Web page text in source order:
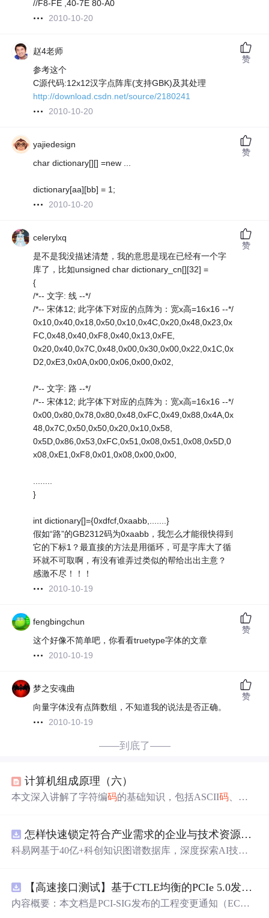
//F8-FE ,40-7E 80-A0
2010-10-20
赵4老师
参考这个
C源代码:12x12汉字点阵库(支持GBK)及其处理
http://download.csdn.net/source/2180241
2010-10-20
赞
yajiedesign
char dictionary[][] =new ...
dictionary[aa][bb] = 1;
2010-10-20
赞
celerylxq
是不是我没描述清楚，我的意思是现在已经有一个字
库了，比如unsigned char dictionary_cn[][32] =
{
/*-- 文字: 线 --*/
/*-- 宋体12; 此字体下对应的点阵为：宽x高=16x16 --*/
0x10,0x40,0x18,0x50,0x10,0x4C,0x20,0x48,0x23,0x
FC,0x48,0x40,0xF8,0x40,0x13,0xFE,
0x20,0x40,0x7C,0x48,0x00,0x30,0x00,0x22,0x1C,0x
D2,0xE3,0x0A,0x00,0x06,0x00,0x02,
/*-- 文字: 路 --*/
/*-- 宋体12; 此字体下对应的点阵为：宽x高=16x16 --*/
0x00,0x80,0x78,0x80,0x48,0xFC,0x49,0x88,0x4A,0x
48,0x7C,0x50,0x50,0x20,0x10,0x58,
0x5D,0x86,0x53,0xFC,0x51,0x08,0x51,0x08,0x5D,0
x08,0xE1,0xF8,0x01,0x08,0x00,0x00,
........
}
int dictionary[]={0xdfcf,0xaabb,.......}
假如“路”的GB2312码为0xaabb，我怎么才能很快得到
它的下标1？最直接的方法是用循环，可是字库大了循
环就不可取啊，有没有谁弄过类似的帮给出出主意？
感激不尽！！！
2010-10-19
赞
fengbingchun
这个好像不简单吧，你看看truetype字体的文章
2010-10-19
赞
梦之安魂曲
向量字体没有点阵数组，不知道我的说法是否正确。
2010-10-19
赞
——到底了——
计算机组成原理（六）
本文深入讲解了字符编码的基础知识，包括ASCII码
汉
角。
怎样快速锁定符合产业需求的企业与技术资源？.docx
科易网基于40亿+科创知识图谱数据库，深度探索AI技术
新领域的AI+数智化解决方案，推动科技创新与产业创新
智能化发展。
【高速接口测试】基于CTLE均衡的PCIe 5.0发射机抖动测量方法：32 GT/s速率下精确评估硅基抖动分量的技术方案
内容概要：本文档是PCI-SIG发布的工程变更通知（EC